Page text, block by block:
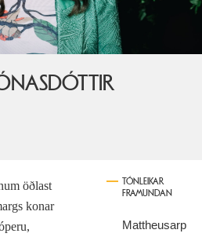
öðlast
konar
TÓNLEIKAR
FRAMUNDAN
Mattheusarp